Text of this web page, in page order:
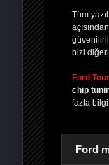
Tüm
bizi
Ford
chip
fazla
Ford